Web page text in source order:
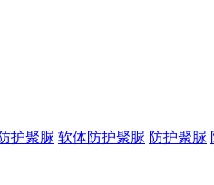
护聚脲 软体防护聚脲 防护聚脲